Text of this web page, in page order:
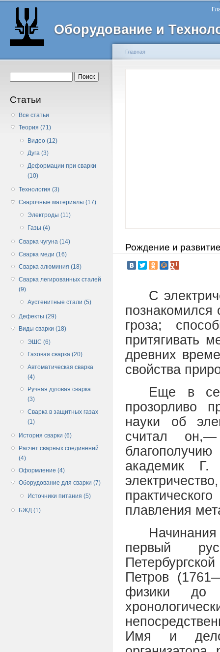
Оборудование и
Главное меню
Статьи
Все статьи
Теория (71)
Видео (12)
Дуга (3)
Деформации при сварки
(10)
Технология (3)
Сварочные материалы (17)
Электроды (11)
Газы (4)
Сварка чугуна (14)
Сварка меди (16)
Сварка алюминия (18)
Сварка легированных сталей
(9)
Аустенитные стали (5)
Дефекты (29)
Виды сварки (18)
ЭШС (6)
Газовая сварка (20)
Автоматическая сварка
(4)
Ручная дуговая сварка
(3)
Сварка в защитных газах
(1)
История сварки (6)
Расчет сварных соединений
(4)
Оформление (4)
Оборудование для сварки (7)
Источники питания (5)
БЖД (1)
Главная
Рождение и
С
гроза;
притягивать
древних
свойства
Еще в
прозорливо
науки об
считал
академик
плавления
первый
Петров
физики
Имя и дело